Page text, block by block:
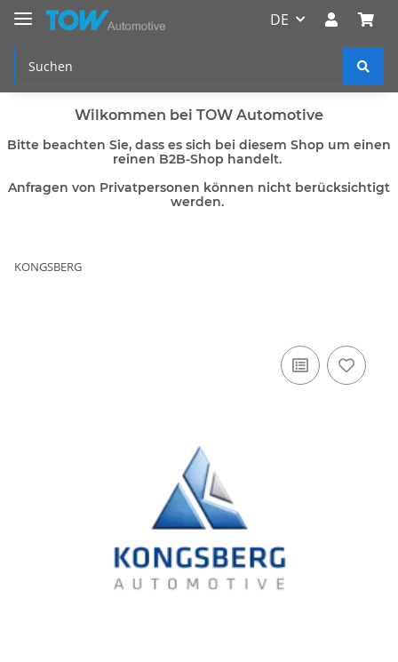
DE
Wilkommen bei TOW Automotive
Bitte beachten Sie, dass es sich bei diesem Shop um einen
reinen B2B-Shop handelt.
Anfragen von Privatpersonen können nicht berücksichtigt
werden.
KONGSBERG